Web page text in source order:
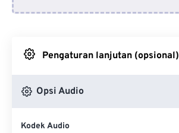
Pengaturan lanjutan (opsional)
Opsi Audio
Kodek Audio